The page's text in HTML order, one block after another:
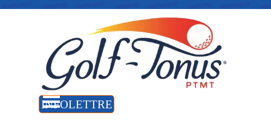
Accueil
INFOLETTRE
Sauter le menu